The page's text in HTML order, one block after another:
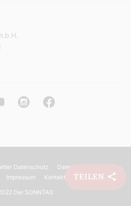
TEILEN
InstagramFacebook
Datenschutz Datenschutz
Impressum Kontakt Barrierefreiheit
Der SONNTAG